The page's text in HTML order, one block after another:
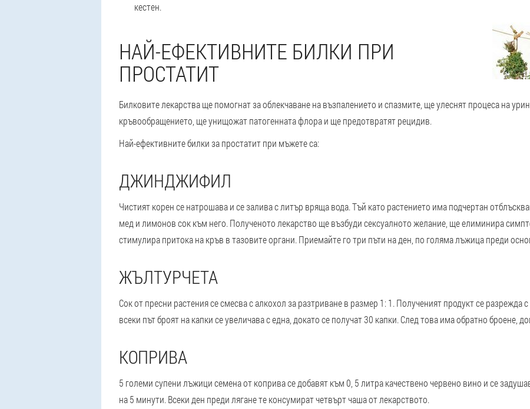
кестен.
НАЙ-ЕФЕКТИВНИТЕ БИЛКИ ПРИ
ПРОСТАТИТ
Билковите лекарства ще помогнат за облекчаване на възпалението и спазмите, ще улеснят процеса на
кръвообращението, ще унищожат патогенната флора и ще предотвратят рецидив.
Най-ефективните билки за простатит при мъжете са:
ДЖИНДЖИФИЛ
Чистият корен се натрошава и се залива с литър вряща вода. Тъй като растението има подчертан
мед и лимонов сок към него. Полученото лекарство ще възбуди сексуалното желание, ще елиминира
стимулира притока на кръв в тазовите органи. Приемайте го три пъти на ден, по голяма лъжица преди
ЖЪЛТУРЧЕТА
Сок от пресни растения се смесва с алкохол за разтриване в размер 1: 1. Полученият продукт се разрежда
всеки път броят на капки се увеличава с една, докато се получат 30 капки. След това има обратно броене,
КОПРИВА
5 големи супени лъжици семена от коприва се добавят към 0, 5 литра качествено червено вино и се
на 5 минути. Всеки ден преди лягане те консумират четвърт чаша от лекарството.